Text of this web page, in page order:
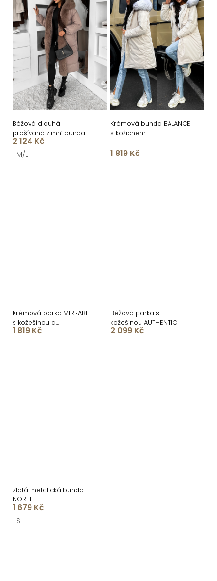
Béžová dlouhá
prošívaná zimní bunda
TAREVO s kožíškem
2 124 Kč
M/L
Krémová bunda BALANCE
s kožichem
1 819 Kč
Krémová parka MIRRABEL
s kožešinou a
stahováním v pase
1 819 Kč
Béžová parka s
kožešinou AUTHENTIC
2 099 Kč
Zlatá metalická bunda
NORTH
1 679 Kč
S